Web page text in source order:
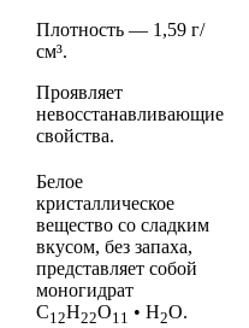
Плотность — 1,59 г/
см³.
Проявляет
невосстанавливающие
свойства.
Белое
кристаллическое
вещество со сладким
вкусом, без запаха,
представляет собой
моногидрат
С12Н22O11 • Н2О.